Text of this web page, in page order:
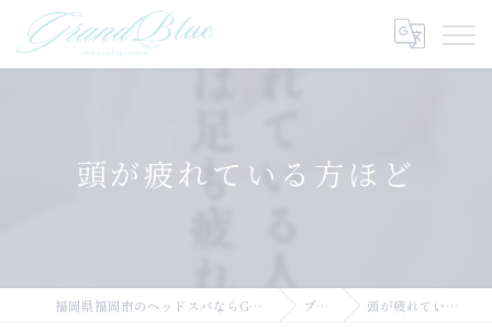
頭が疲れている方ほど
福岡県福岡市のヘッドスパならGRANDBLUE ブログ 頭が疲れている方ほど